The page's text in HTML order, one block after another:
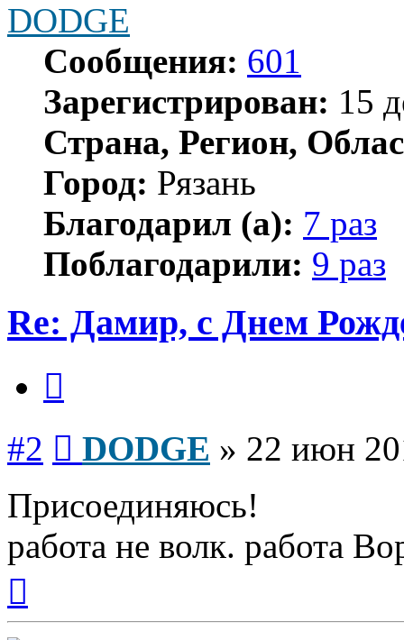
DODGE
Сообщения: 601
Зарегистрирован: 15
Страна, Регион,
Город: Рязань
Благодарил (а): 7 раз
Поблагодарили: 9 раз
Re: Дамир, с Днем
#2 DODGE » 22 июн
Присоединяюсь!
работа не волк. работа
началу